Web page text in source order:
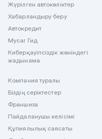
Жүрілген автокөліктер
Хабарландыру беру
Автокредит
Mycar Гид
Киберқауіпсіздік жөніндегі
жадынама
Компания туралы
Біздің серіктестер
Франшиза
Пайдаланушы келісімі
Құпиялылық саясаты